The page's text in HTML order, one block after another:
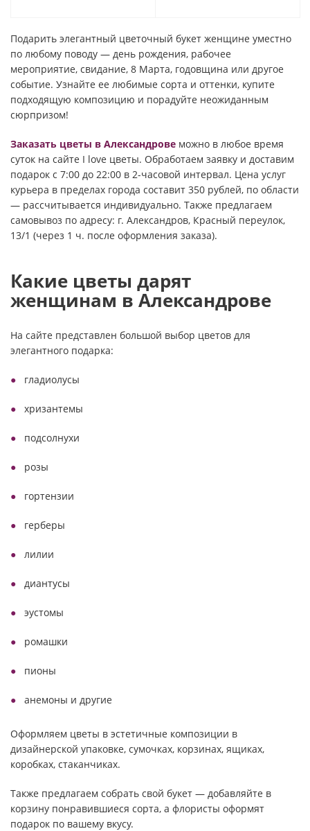
Подарить элегантный цветочный букет женщине уместно
по любому поводу — день рождения, рабочее
мероприятие, свидание, 8 Марта, годовщина или другое
событие. Узнайте ее любимые сорта и оттенки, купите
подходящую композицию и порадуйте неожиданным
сюрпризом!
Заказать цветы в Александрове можно в любое время
суток на сайте I love цветы. Обработаем заявку и доставим
подарок с 7:00 до 22:00 в 2-часовой интервал. Цена услуг
курьера в пределах города составит 350 рублей, по области
— рассчитывается индивидуально. Также предлагаем
самовывоз по адресу: г. Александров, Красный переулок,
13/1 (через 1 ч. после оформления заказа).
Какие цветы дарят
женщинам в Александрове
На сайте представлен большой выбор цветов для
элегантного подарка:
гладиолусы
хризантемы
подсолнухи
розы
гортензии
герберы
лилии
диантусы
эустомы
ромашки
пионы
анемоны и другие
Оформляем цветы в эстетичные композиции в
дизайнерской упаковке, сумочках, корзинах, ящиках,
коробках, стаканчиках.
Также предлагаем собрать свой букет — добавляйте в
корзину понравившиеся сорта, а флористы оформят
подарок по вашему вкусу.